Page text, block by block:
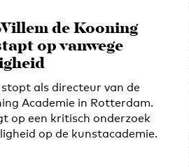
de Kooning
op vanwege
als directeur van de
Academie in Rotterdam.
op een kritisch onderzoek
op de kunstacademie.